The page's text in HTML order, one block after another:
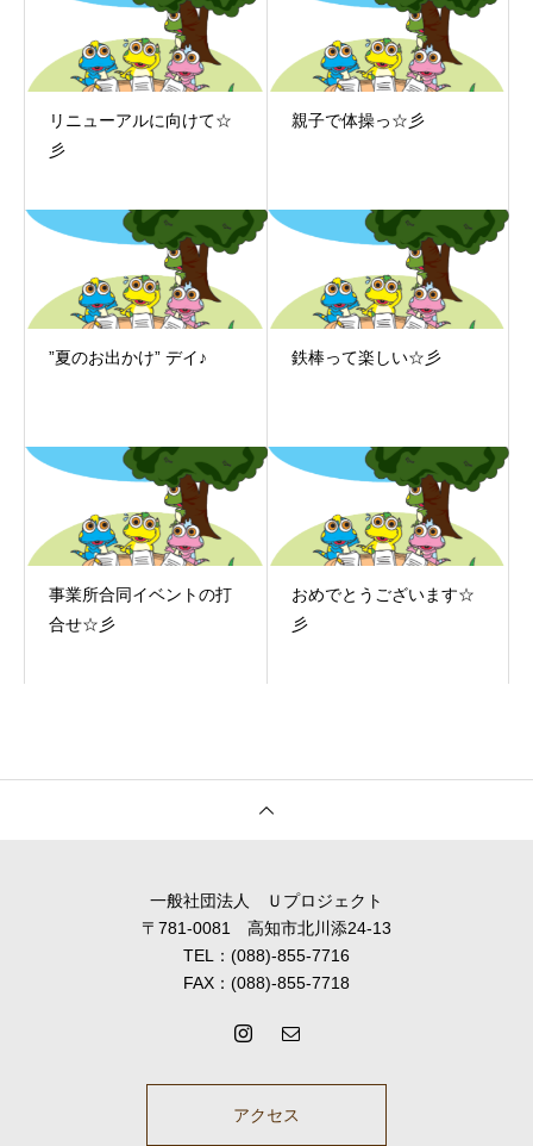
リニューアルに向けて☆
彡
親子で体操っ☆彡
”夏のお出かけ” デイ♪ 鉄棒って楽しい☆彡
事業所合同イベントの打
合せ☆彡
おめでとうございます☆
彡
一般社団法人 Ｕプロジェクト
〒781-0081 高知市北川添24-13
TEL：(088)-855-7716
FAX：(088)-855-7718
アクセス